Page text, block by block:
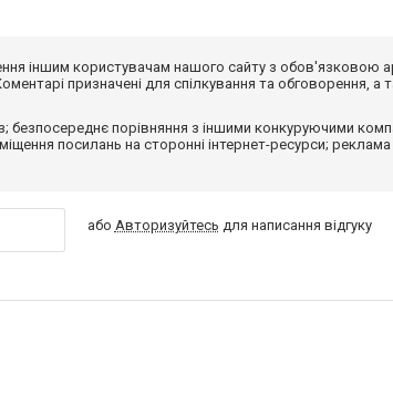
іншим користувачам нашого сайту з обов'язковою
призначені для спілкування та обговорення, а
безпосереднє порівняння з іншими конкуруючими
посилань на сторонні інтернет-ресурси; реклама
або Авторизуйтесь для написання відгуку